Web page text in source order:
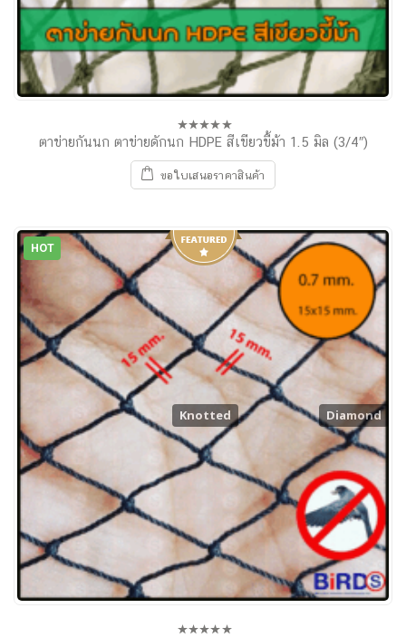
0
5
ตาข่ายกันนก ตาข่ายดักนก HDPE สีเขียวขี้ม้า 1.5 มิล (3/4″)
ขอใบเสนอราคาสินค้า
HOT
Diamond
Knotted